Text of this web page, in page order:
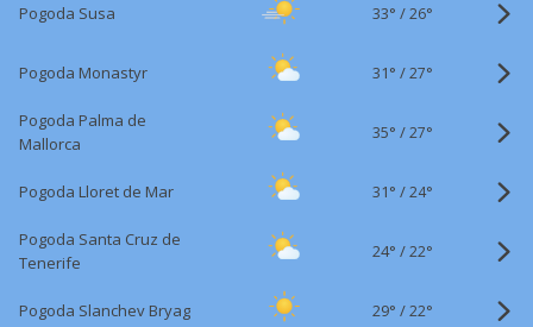
Pogoda Susa 33° /26°
Pogoda Monastyr 31° /27°
Pogoda Palma de
Mallorca
35° /27°
Pogoda Lloret de Mar 31° /24°
Pogoda Santa Cruz de
Tenerife
24° /22°
Pogoda Slanchev Bryag 29° /22°